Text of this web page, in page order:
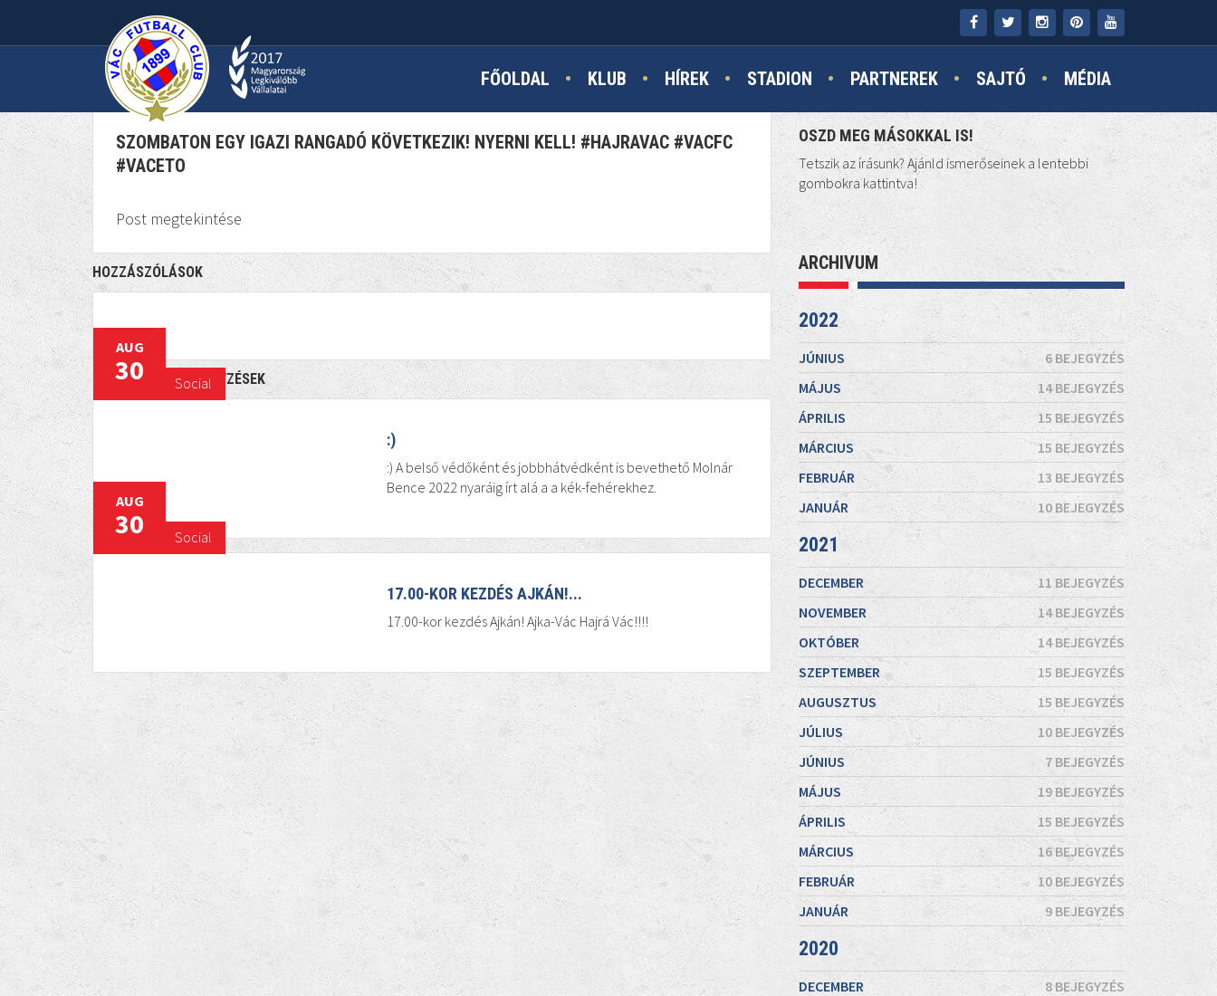
FŐOLDAL KLUB HÍREK STADION PARTNEREK SAJTÓ MÉDIA
SZOMBATON EGY IGAZI...
2017 AUGUSZTUS 30 SOCIAL
SZOMBATON EGY IGAZI RANGADÓ KÖVETKEZIK! NYERNI KELL! #HAJRAVAC #VACFC
#VACETO
Post megtekintése
HOZZÁSZÓLÁSOK
KAPCSOLÓDÓ BEJEGYZÉSEK
Social
AUG
30
:)
:) A belső védőként és jobbhátvédként is bevethető Molnár
Bence 2022 nyaráig írt alá a a kék-fehérekhez.
Social
AUG
30
17.00-KOR KEZDÉS AJKÁN!...
17.00-kor kezdés Ajkán! Ajka-Vác Hajrá Vác!!!!
OSZD MEG MÁSOKKAL IS!
Tetszik az írásunk? Ajánld ismerőseinek a lentebbi
gombokra kattintva!
ARCHIVUM
2022
JÚNIUS
6 BEJEGYZÉS
MÁJUS
14 BEJEGYZÉS
ÁPRILIS
15 BEJEGYZÉS
MÁRCIUS
15 BEJEGYZÉS
FEBRUÁR
13 BEJEGYZÉS
JANUÁR
10 BEJEGYZÉS
2021
DECEMBER
11 BEJEGYZÉS
NOVEMBER
14 BEJEGYZÉS
OKTÓBER
14 BEJEGYZÉS
SZEPTEMBER
15 BEJEGYZÉS
AUGUSZTUS
15 BEJEGYZÉS
JÚLIUS
10 BEJEGYZÉS
JÚNIUS
7 BEJEGYZÉS
MÁJUS
19 BEJEGYZÉS
ÁPRILIS
15 BEJEGYZÉS
MÁRCIUS
16 BEJEGYZÉS
FEBRUÁR
10 BEJEGYZÉS
JANUÁR
9 BEJEGYZÉS
2020
DECEMBER
8 BEJEGYZÉS